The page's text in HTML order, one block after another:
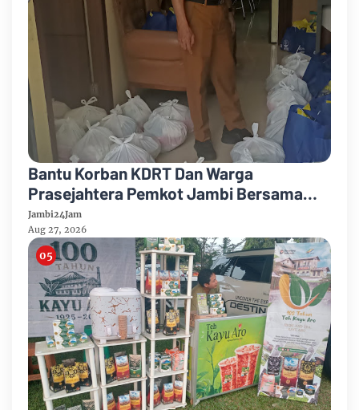
Bantu Korban KDRT Dan Warga
Prasejahtera Pemkot Jambi Bersama
PTPN IV Regional IV Salurkan Paket
Sembako
Jambi24Jam
Aug 27, 2026